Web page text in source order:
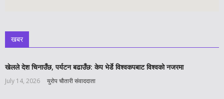
खबर
खेलले देश चिनाउँछ, पर्यटन बढाउँछ: केप भेर्डे विश्वकपबाट विश्वको नजरमा
July 14, 2026 युरोप चौतारी संवाददाता